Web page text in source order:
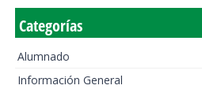
Categorías
Alumnado
Información General